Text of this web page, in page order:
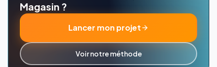
Magasin ?
Lancer mon projet
Voir notre méthode